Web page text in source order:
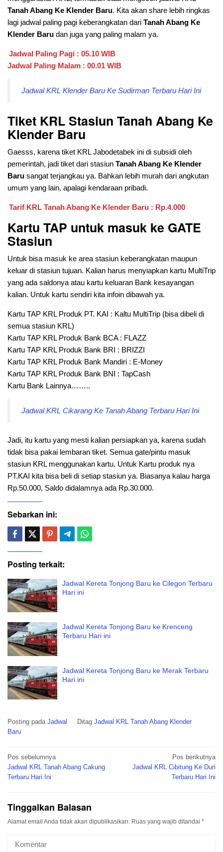
Tanah Abang Ke Klender Baru. Kita akan share lebih ringkas
lagi jadwal paling pagi keberangkatan dari Tanah Abang Ke
Klender Baru dan juga yang paling malam ya.
Jadwal Paling Pagi : 05.10 WIB
Jadwal Paling Malam : 00.01 WIB
Jadwal KRL Klender Baru Ke Sudirman Terbaru Hari Ini
Tiket KRL Stasiun Tanah Abang Ke
Klender Baru
Gaesss, karena tiket KRL Jabodetabek ini di subsidi oleh
pemerintah, jadi tiket dari stasiun Tanah Abang Ke Klender
Baru sangat terjangkau ya. Bahkan lebih murah dari angkutan
umum yang lain, apalagi kendaraan pribadi.
Tarif KRL Tanah Abang Ke Klender Baru : Rp.4.000
Kartu TAP untuk masuk ke GATE
Stasiun
Untuk bisa masuk ke area stasiun keberangkatan maupun
keluar di stasiun tujuan. Kalian harus menyiapkan kartu MultiTrip
yang ada saldonya atau kartu keluaran Bank kesayangan
kalian. Untuk kartu sendiri kita infoin dibawah ya.
Kartu TAP KRL Produk PT. KAI : Kaltu MultiTrip (bisa dibeli di
semua stasiun KRL)
Kartu TAP KRL Produk Bank BCA : FLAZZ
Kartu TAP KRL Produk Bank BRI : BRIZZI
Kartu TAP KRL Produk Bank Mandiri : E-Money
Kartu TAP KRL Produk Bank BNI : TapCash
Kartu Bank Lainnya……..
Jadwal KRL Cikarang Ke Tanah Abang Terbaru Hari Ini
Jadi, itu kartu yang mesti kalian persiapkan ya, karena sudah
tidak bisa pakai lembaran tiket. Semua gate/pintu masuk
stasiun KRL menggunakan kartu. Untuk Kartu produk nya
PT.KAI kita bisa beli di setiap stasiun ya. Biasanya kalau harga
Rp.50.000, Saldo didalamnya ada Rp.30.000.
Sebarkan ini:
Posting terkait:
Jadwal Kereta Tonjong Baru ke Cilegon Terbaru
Hari ini
Jadwal Kereta Tonjong Baru ke Krenceng
Terbaru Hari ini
Jadwal Kereta Tonjong Baru ke Merak Terbaru
Hari ini
Posting pada Jadwal Ditag Jadwal KRL Tanah Abang Klender
Baru
Navigasi
pos
Pos sebelumnya
Jadwal KRL Tanah Abang Cakung
Terbaru Hari Ini
Pos berikutnya
Jadwal KRL Cibitung Ke Duri
Terbaru Hari Ini
Tinggalkan Balasan
Alamat email Anda tidak akan dipublikasikan. Ruas yang wajib ditandai *